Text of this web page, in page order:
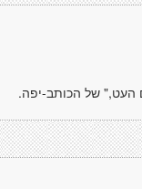
העט," של הכותב-יפה.